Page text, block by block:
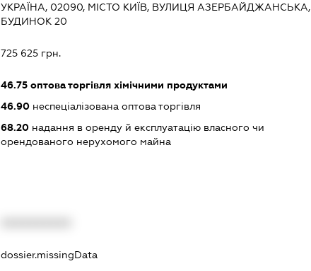
УКРАЇНА, 02090, МІСТО КИЇВ, ВУЛИЦЯ АЗЕРБАЙДЖАНСЬКА,
БУДИНОК 20
725 625 грн.
46.75оптова торгівля хімічними продуктами
46.90неспеціалізована оптова торгівля
68.20надання в оренду й експлуатацію власного чи
орендованого нерухомого майна
dossier.missingData